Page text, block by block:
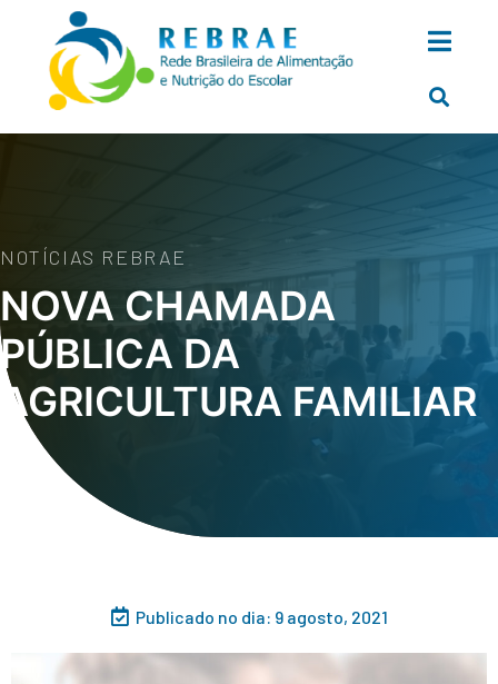
NOTÍCIAS REBRAE
NOVA CHAMADA
PÚBLICA DA
AGRICULTURA FAMILIAR
Publicado no dia: 9 agosto, 2021